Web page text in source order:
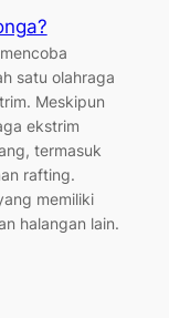
satu olahraga
Meskipun
ekstrim
termasuk
rafting.
memiliki
halangan lain.